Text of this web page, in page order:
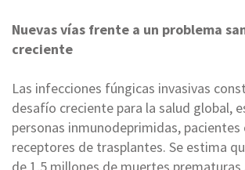
Nuevas vías frente a un problema
creciente
Las infecciones fúngicas invasivas
desafío creciente para la salud global,
personas inmunodeprimidas,
receptores de trasplantes. Se estima
de 1,5 millones de muertes prematuras